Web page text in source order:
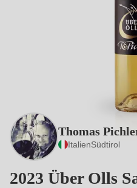
Thomas
ItalienSüdtirol
2023 Über Olls